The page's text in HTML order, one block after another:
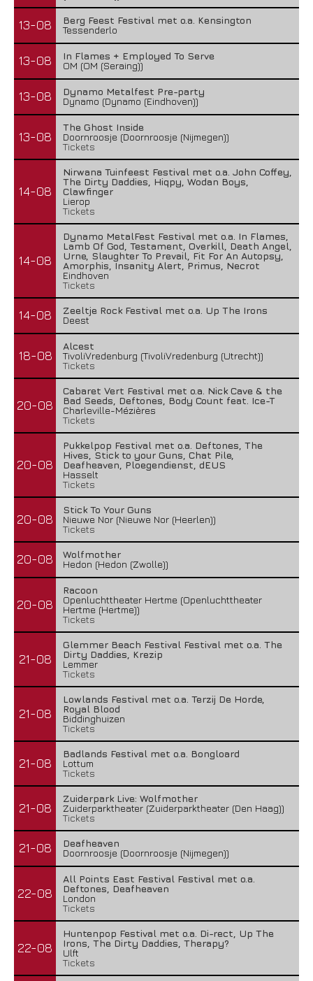
13-08
Berg Feest Festival met o.a. Kensington
Tessenderlo
13-08
In Flames + Employed To Serve
OM (OM (Seraing))
13-08
Dynamo Metalfest Pre-party
Dynamo (Dynamo (Eindhoven))
13-08
The Ghost Inside
Doornroosje (Doornroosje (Nijmegen))
Tickets
14-08
Nirwana Tuinfeest Festival met o.a. John Coffey,
The Dirty Daddies, Hiqpy, Wodan Boys,
Clawfinger
Lierop
Tickets
14-08
Dynamo MetalFest Festival met o.a. In Flames,
Lamb Of God, Testament, Overkill, Death Angel,
Urne, Slaughter To Prevail, Fit For An Autopsy,
Amorphis, Insanity Alert, Primus, Necrot
Eindhoven
Tickets
14-08
Zeeltje Rock Festival met o.a. Up The Irons
Deest
18-08
Alcest
TivoliVredenburg (TivoliVredenburg (Utrecht))
Tickets
20-08
Cabaret Vert Festival met o.a. Nick Cave & the
Bad Seeds, Deftones, Body Count feat. Ice-T
Charleville-Mézières
Tickets
20-08
Pukkelpop Festival met o.a. Deftones, The
Hives, Stick to your Guns, Chat Pile,
Deafheaven, Ploegendienst, dEUS
Hasselt
Tickets
20-08
Stick To Your Guns
Nieuwe Nor (Nieuwe Nor (Heerlen))
Tickets
20-08
Wolfmother
Hedon (Hedon (Zwolle))
20-08
Racoon
Openluchttheater Hertme (Openluchttheater
Hertme (Hertme))
Tickets
21-08
Glemmer Beach Festival Festival met o.a. The
Dirty Daddies, Krezip
Lemmer
Tickets
21-08
Lowlands Festival met o.a. Terzij De Horde,
Royal Blood
Biddinghuizen
Tickets
21-08
Badlands Festival met o.a. Bongloard
Lottum
Tickets
21-08
Zuiderpark Live: Wolfmother
Zuiderparktheater (Zuiderparktheater (Den Haag))
Tickets
21-08
Deafheaven
Doornroosje (Doornroosje (Nijmegen))
22-08
All Points East Festival Festival met o.a.
Deftones, Deafheaven
London
Tickets
22-08
Huntenpop Festival met o.a. Di-rect, Up The
Irons, The Dirty Daddies, Therapy?
Ulft
Tickets